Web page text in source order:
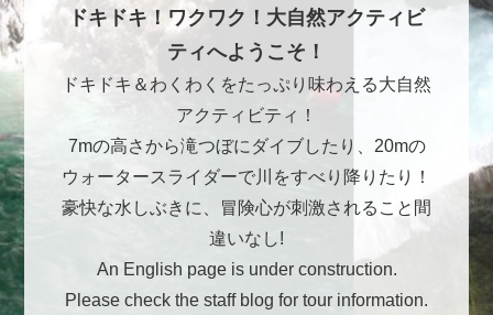
ドキドキ！ワクワク！大自然アクティビ
ティへようこそ！
ドキドキ＆わくわくをたっぷり味わえる大自然
アクティビティ！
7mの高さから滝つぼにダイブしたり、20mの
ウォータースライダーで川をすべり降りたり！
豪快な水しぶきに、冒険心が刺激されること間
違いなし!
An English page is under construction.
Please check the staff blog for tour information.